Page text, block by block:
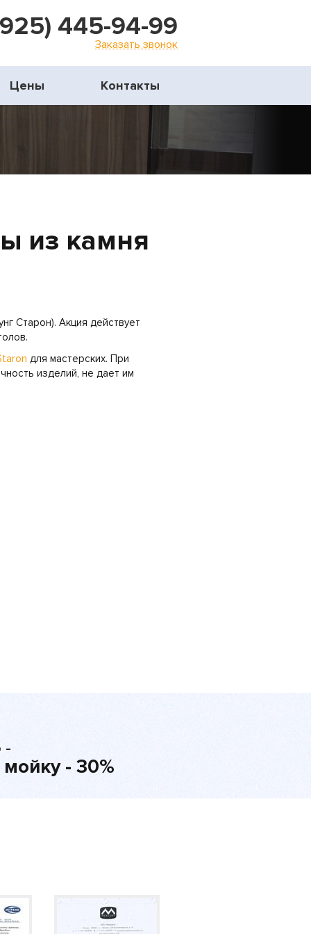
445-94-99
Заказать звонок
Цены Контакты
из камня
Старон). Акция действует
для мастерских. При
изделий, не дает им
-
- 30%